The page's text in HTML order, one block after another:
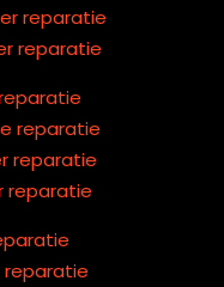
reparatie
reparatie
reparatie
reparatie
reparatie
reparatie